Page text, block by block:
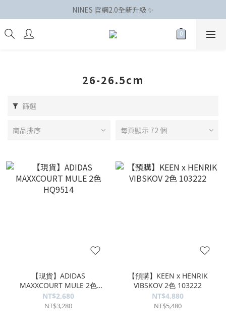
NINES 官網2.0全新升級 ✨
26-26.5cm
篩選
商品排序 每頁顯示 72 個
【現貨】ADIDAS
MAXXCOURT MULE 2色
HQ9514
NT$2,680
NT$3,280
【預購】KEEN x HENRIK
VIBSKOV 2色 103222
NT$4,880
NT$5,480